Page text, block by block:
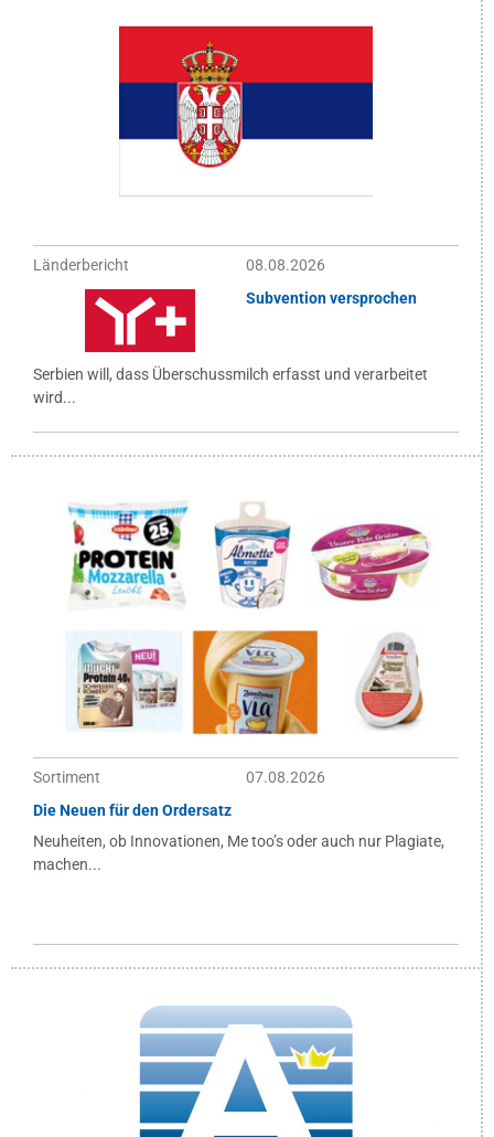
Länderbericht
08.08.2026
Subvention versprochen
Serbien will, dass Überschussmilch erfasst und verarbeitet
wird...
Sortiment
07.08.2026
Die Neuen für den Ordersatz
Neuheiten, ob Innovationen, Me too’s oder auch nur Plagiate,
machen...